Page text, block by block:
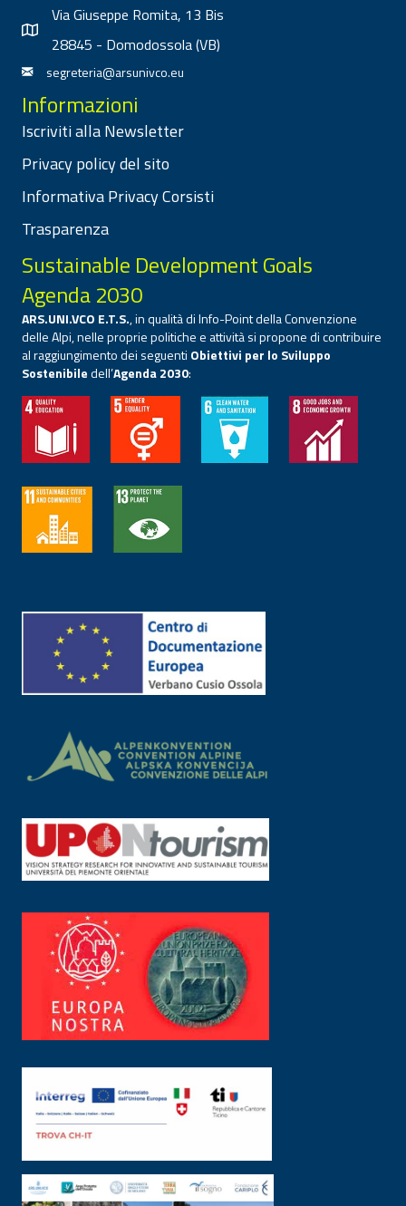
Via Giuseppe Romita, 13 Bis
28845 - Domodossola (VB)
segreteria@arsunivco.eu
Informazioni
Iscriviti alla Newsletter
Privacy policy del sito
Informativa Privacy Corsisti
Trasparenza
Sustainable Development Goals
Agenda 2030
ARS.UNI.VCO E.T.S., in qualità di Info-Point della Convenzione
delle Alpi, nelle proprie politiche e attività si propone di contribuire
al raggiungimento dei seguenti Obiettivi per lo Sviluppo
Sostenibiledell’Agenda 2030: